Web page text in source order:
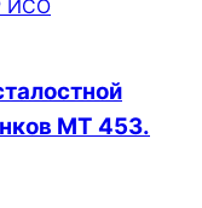
МТ 453.